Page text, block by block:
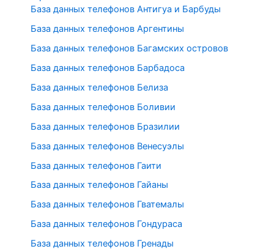
База данных телефонов Антигуа и Барбуды
База данных телефонов Аргентины
База данных телефонов Багамских островов
База данных телефонов Барбадоса
База данных телефонов Белиза
База данных телефонов Боливии
База данных телефонов Бразилии
База данных телефонов Венесуэлы
База данных телефонов Гаити
База данных телефонов Гайаны
База данных телефонов Гватемалы
База данных телефонов Гондураса
База данных телефонов Гренады